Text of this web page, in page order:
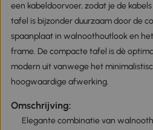
een kabeldoorvoer, zodat je de
tafel is bijzonder duurzaam door de
spaanplaat in walnoothoutlook en
frame. De compacte tafel is dè
modern uit vanwege het
hoogwaardige afwerking.
Omschrijving:
Elegante combinatie van